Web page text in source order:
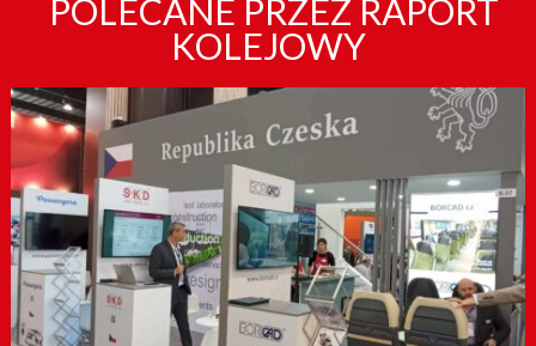
POLECANE PRZEZ RAPORT
KOLEJOWY